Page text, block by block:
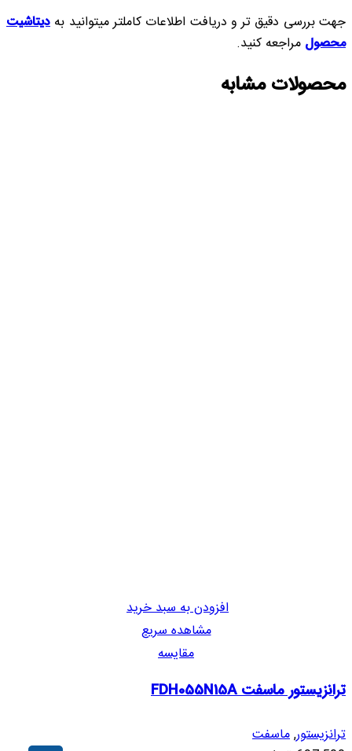
جهت بررسی دقیق تر و دریافت اطلاعات کاملتر میتوانید به دیتاشیت
محصول مراجعه کنید.
محصولات مشابه
افزودن به سبد خرید
مشاهده سریع
مقایسه
ترانزیستور ماسفت FDH055N15A
ترانزیستور,ماسفت